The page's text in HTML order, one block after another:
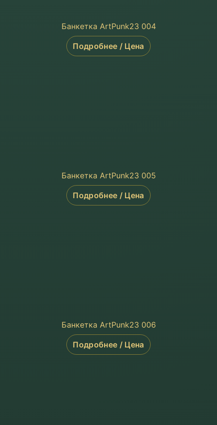
Банкетка ArtPunk23 004
Подробнее / Цена
Банкетка ArtPunk23 005
Подробнее / Цена
Банкетка ArtPunk23 006
Подробнее / Цена